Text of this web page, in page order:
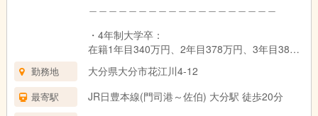
・4年制大学卒：
在籍1年目340万円、2年目378万円、3年目382
・3年制短大・専門卒：
在籍1年目336万円、2年目366万円、3年目378
勤務地 大分県大分市花江川4-12
最寄駅 JR日豊本線(門司港～佐伯) 大分駅 徒歩20分